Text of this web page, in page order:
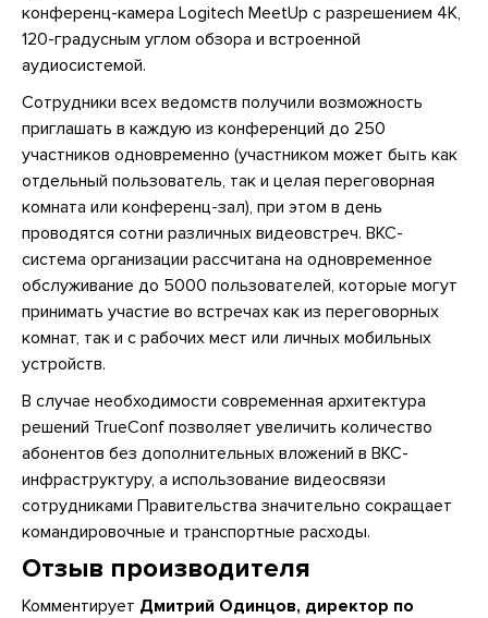
конференц-камера Logitech MeetUp с разрешением 4K,
120-градусным углом обзора и встроенной
аудиосистемой.
Сотрудники всех ведомств получили возможность
приглашать в каждую из конференций до 250
участников одновременно (участником может быть как
отдельный пользователь, так и целая переговорная
комната или конференц-зал), при этом в день
проводятся сотни различных видеовстреч. ВКС-
система организации рассчитана на одновременное
обслуживание до 5000 пользователей, которые могут
принимать участие во встречах как из переговорных
комнат, так и с рабочих мест или личных мобильных
устройств.
В случае необходимости современная архитектура
решений TrueConf позволяет увеличить количество
абонентов без дополнительных вложений в ВКС-
инфраструктуру, а использование видеосвязи
сотрудниками Правительства значительно сокращает
командировочные и транспортные расходы.
Отзыв производителя
Комментирует Дмитрий Одинцов, директор по